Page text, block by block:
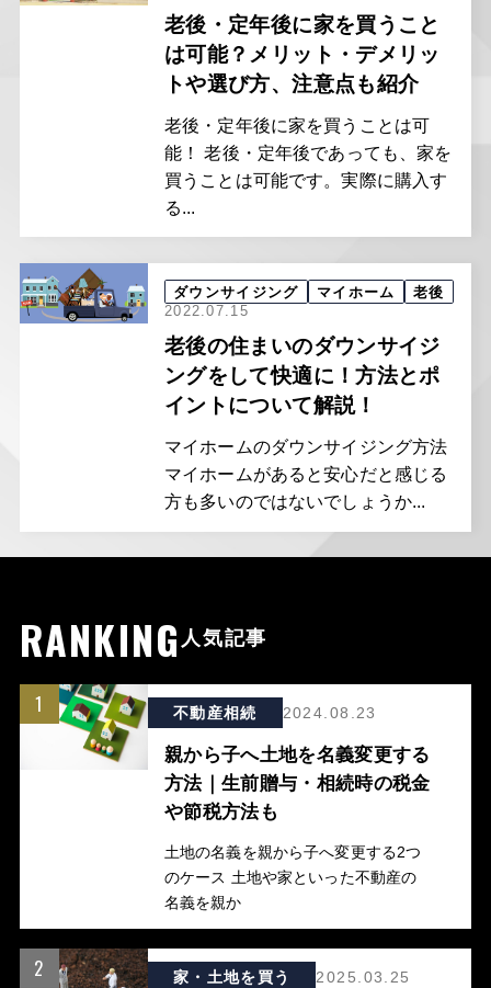
老後・定年後に家を買うこと
は可能？メリット・デメリッ
トや選び方、注意点も紹介
老後・定年後に家を買うことは可
能！ 老後・定年後であっても、家を
買うことは可能です。実際に購入す
る...
ダウンサイジング マイホーム
老後
2022.07.15
老後の住まいのダウンサイジ
ングをして快適に！方法とポ
イントについて解説！
マイホームのダウンサイジング方法
マイホームがあると安心だと感じる
方も多いのではないでしょうか...
RANKING 人気記事
1 不動産相続 2024.08.23
親から子へ土地を名義変更する
方法｜生前贈与・相続時の税金
や節税方法も
土地の名義を親から子へ変更する2つ
のケース 土地や家といった不動産の
名義を親か
2 家・土地を買う 2025.03.25